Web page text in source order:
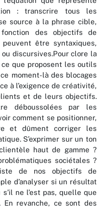
: transcrire tous les
source à la phrase cible,
des objectifs de
être syntaxiques,
discursives.Pour clore la
ce que proposent les outils
moment-là des blocages
à l’exigence de créativité,
et de leurs objectifs.
déboussolées par les
comment se positionner,
et dûment corriger les
S’exprimer sur un ton
haut de gamme ?
sociétales ?
de nos objectifs de
d’analyser si un résultat
ne l’est pas, quelle que
En revanche, ce sont des